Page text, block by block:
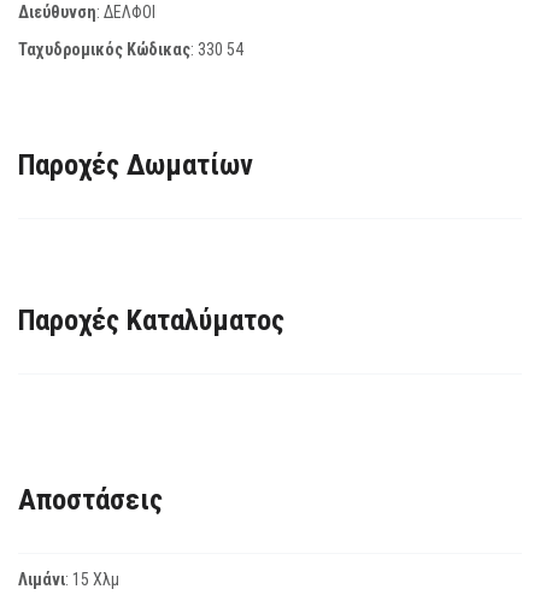
Διεύθυνση: ΔΕΛΦΟΙ
Ταχυδρομικός Κώδικας: 330 54
Παροχές Δωματίων
Παροχές Καταλύματος
Αποστάσεις
Λιμάνι: 15 Χλμ